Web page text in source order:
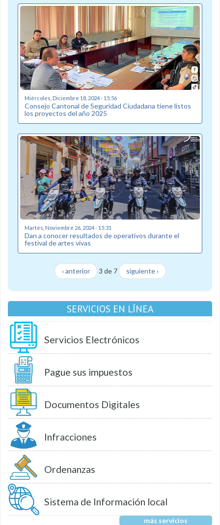
Miércoles, Diciembre 18, 2024 - 15:56
Consejo Cantonal de Seguridad Ciudadana tiene listos
los proyectos del año 2025
Martes, Noviembre 26, 2024 - 15:31
Dan a conocer resultados de operativos durante el
festival de artes vivas
‹ anterior 3 de 7 siguiente ›
SERVICIOS EN LÍNEA
Servicios Electrónicos
Pague sus impuestos
Documentos Digitales
Infracciones
Ordenanzas
Sistema de Información local
más servicios